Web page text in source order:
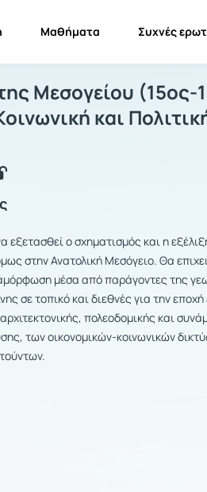
Μαθήματα Συχνές
της
Μεσογείου (15ος-
και
εξετασθεί ο σχηματισμός και η
στην Ανατολική Μεσόγειο. Θα
μέσα από παράγοντες της
σε τοπικό και διεθνές για την
πολεοδομικής και
των οικονομικών-κοινωνικών